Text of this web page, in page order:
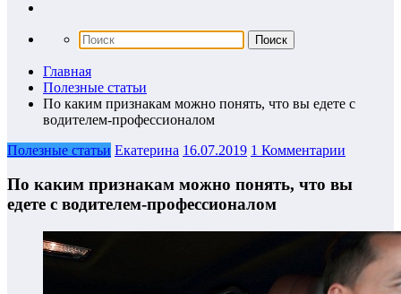
Главная
Полезные статьи
По каким признакам можно понять, что вы едете с
водителем-профессионалом
Полезные статьи Екатерина 16.07.2019 1 Комментарии
По каким признакам можно понять, что вы
едете с водителем-профессионалом